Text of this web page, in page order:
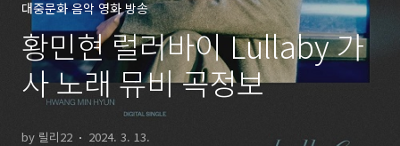
대중문화 음악 영화 방송
황민현 럴러바이 Lullaby 가
사 노래 뮤비 곡정보
by 릴리22 2024. 3. 13.